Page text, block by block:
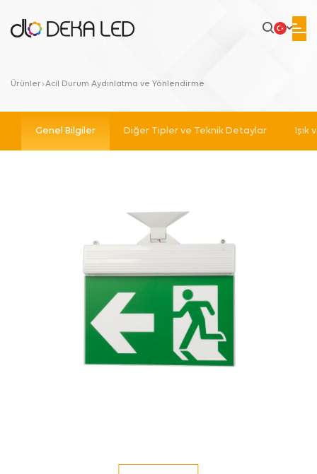
Ürünler Acil Durum Aydınlatma ve Yönlendirme
Genel Bilgiler Diğer Tipler ve Teknik Detaylar Işık